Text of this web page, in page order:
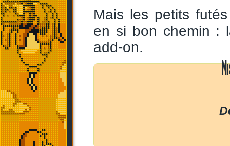
Mais les petits
en si bon chemin :
add-on.